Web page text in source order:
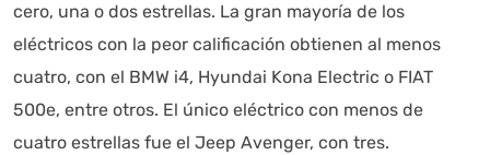
cero, una o dos estrellas. La gran mayoría de los
eléctricos con la peor calificación obtienen al menos
cuatro, con el BMW i4, Hyundai Kona Electric o FIAT
500e, entre otros. El único eléctrico con menos de
cuatro estrellas fue el Jeep Avenger, con tres.